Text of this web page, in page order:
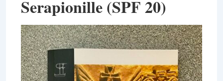
Serapionille (SPF 20)